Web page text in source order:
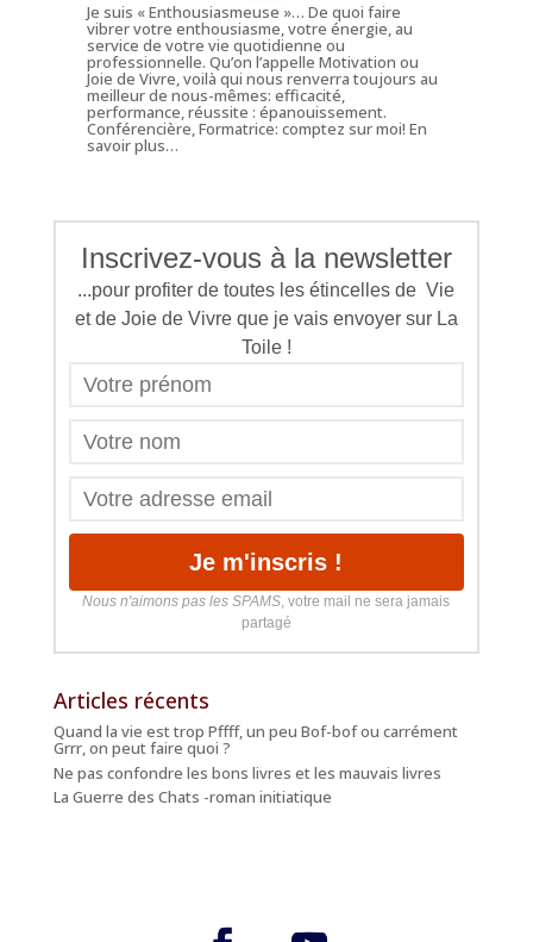
Je suis « Enthousiasmeuse »… De quoi faire
vibrer votre enthousiasme, votre énergie, au
service de votre vie quotidienne ou
professionnelle. Qu’on l’appelle Motivation ou
Joie de Vivre, voilà qui nous renverra toujours au
meilleur de nous-mêmes: efficacité,
performance, réussite : épanouissement.
Conférencière, Formatrice: comptez sur moi!En
savoir plus…
Inscrivez-vous à la newsletter
...pour profiter de toutes les étincelles de Vie
et de Joie de Vivre que je vais envoyer sur La
Toile !
Nous n'aimons pas les SPAMS, votre mail ne sera jamais
partagé
Articles récents
Quand la vie est trop Pffff, un peu Bof-bof ou carrément
Grrr, on peut faire quoi ?
Ne pas confondre les bons livres et les mauvais livres
La Guerre des Chats -roman initiatique